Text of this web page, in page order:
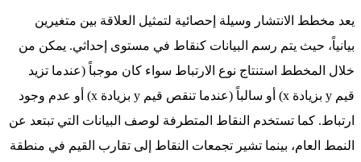
يعد مخطط الانتشار وسيلة إحصائية لتمثيل العلاقة بين متغيرين
بيانياً، حيث يتم رسم البيانات كنقاط في مستوى إحداثي. يمكن من
خلال المخطط استنتاج نوع الارتباط سواء كان موجباً (عندما تزيد
قيم y بزيادة x) أو سالباً (عندما تنقص قيم y بزيادة x) أو عدم وجود
ارتباط. كما تستخدم النقاط المتطرفة لوصف البيانات التي تبتعد عن
النمط العام، بينما تشير تجمعات النقاط إلى تقارب القيم في منطقة